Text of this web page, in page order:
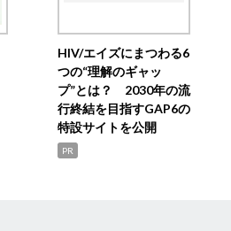
HIV/エイズにまつわる6
つの“理解のギャッ
プ”とは？ 2030年の流
行終結を目指すGAP6の
特設サイトを公開
PR